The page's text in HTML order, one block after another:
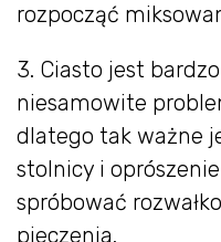
rozpocząć
3. Ciasto jest
niesamowite
dlatego tak ważne
stolnicy i
spróbować
pieczenia.